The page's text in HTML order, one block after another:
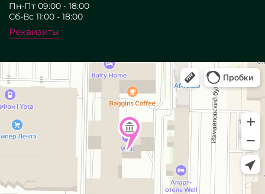
Пн-Пт 09:00 - 18:00
Сб-Вс 11:00 - 18:00
Реквизиты